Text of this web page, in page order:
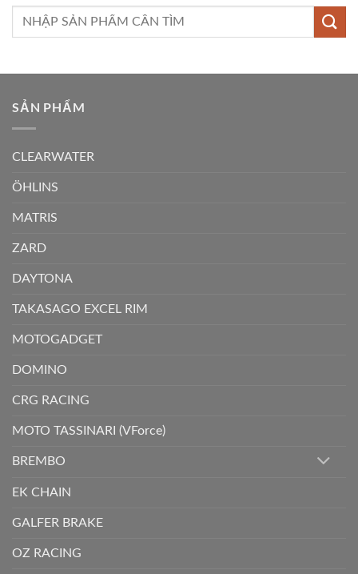
Tìm
SẢN PHẨM
CLEARWATER
ÖHLINS
MATRIS
ZARD
DAYTONA
TAKASAGO EXCEL RIM
MOTOGADGET
DOMINO
CRG RACING
MOTO TASSINARI (VForce)
BREMBO
EK CHAIN
GALFER BRAKE
OZ RACING